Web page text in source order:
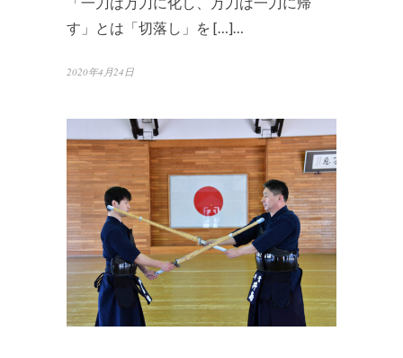
す」とは「切落し」を […]…
2020年4月24日